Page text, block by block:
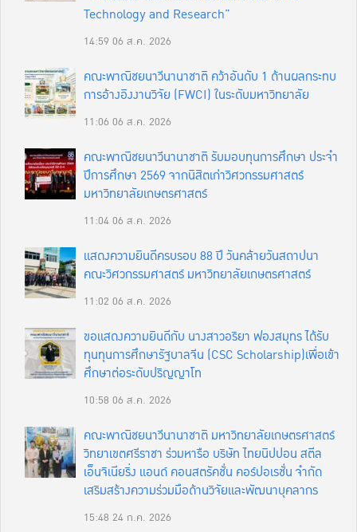
Technology and Research”
14:59 06 ส.ค. 2026
คณะพาณิชยนาวีนานาชาติ คว้าอันดับ 1 ด้านผลกระทบ
การอ้างอิงงานวิจัย (FWCI) ในระดับมหาวิทยาลัย
11:06 06 ส.ค. 2026
คณะพาณิชยนาวีนานาชาติ รับมอบทุนการศึกษา ประจำ
ปีการศึกษา 2569 จากนิสิตเก่าวิศวกรรมศาสตร์
มหาวิทยาลัยเกษตรศาสตร์
11:0406 ส.ค. 2026
แสดงความยินดีครบรอบ 88 ปี วันคล้ายวันสถาปนา
คณะวิศวกรรมศาสตร์ มหาวิทยาลัยเกษตรศาสตร์
11:02 06 ส.ค. 2026
ขอแสดงความยินดีกับ นางสาวอริยา ฟองสมุทร ได้รับ
ทุนทุนการศึกษารัฐบาลจีน (CSC Scholarship)เพื่อเข้า
ศึกษาต่อระดับปริญญาโท
10:58 06 ส.ค. 2026
คณะพาณิชยนาวีนานาชาติ มหาวิทยาลัยเกษตรศาสตร์
วิทยาเขตศรีราชา ร่วมหารือ บริษัท ไทยนิปปอน สตีล
เอ็นจิเนียริ่ง แอนด์ คอนสตรัคชั่น คอร์ปอเรชั่น จำกัด
เสริมสร้างความร่วมมือด้านวิจัยและพัฒนาบุคลากร
15:48 24 ก.ค. 2026